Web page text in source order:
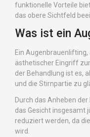
funktionelle Vorteile
das obere Sichtfeld
Was ist ein
Ein
ästhetischer Eingriff
der Behandlung ist es,
und die Stirnpartie zu
Durch das Anheben
das Gesicht insgesamt
reduziert werden, da
wird.